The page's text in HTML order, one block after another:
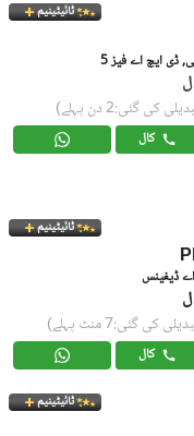
ٹائیٹینیم
کی گئی:2 دن پہلے)
کال
ٹائیٹینیم
کی گئی:7 منٹ پہلے)
کال
ٹائیٹینیم